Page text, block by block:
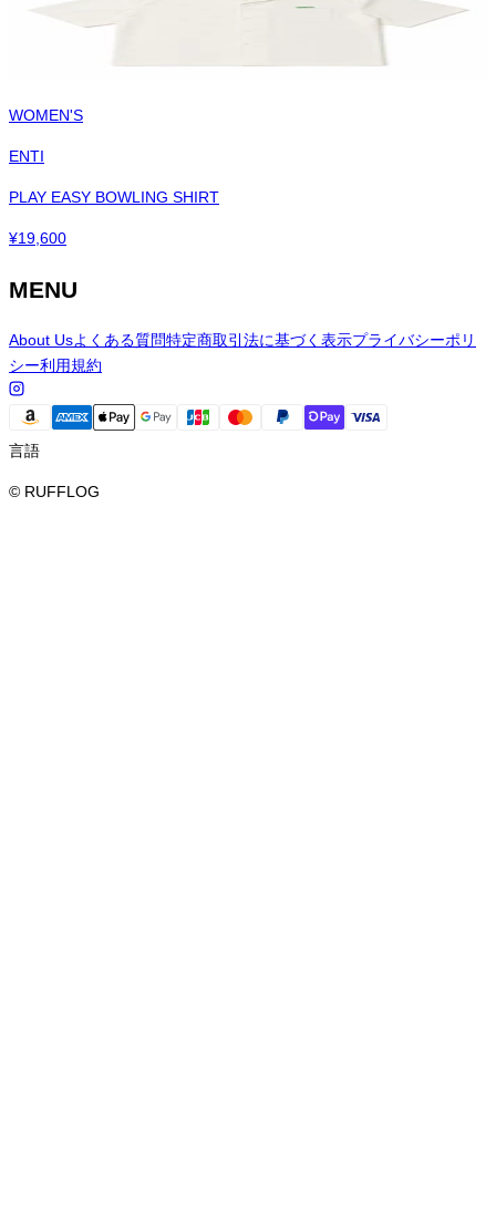
WOMEN'S
ENTI
PLAY EASY BOWLING SHIRT
¥19,600
MENU
About Usよくある質問特定商取引法に基づく表示プライバシーポリ
シー利用規約
言語
© RUFFLOG